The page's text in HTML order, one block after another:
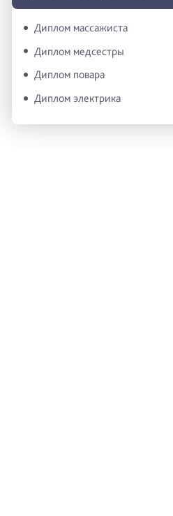
Диплом массажиста
Диплом медсестры
Диплом повара
Диплом электрика